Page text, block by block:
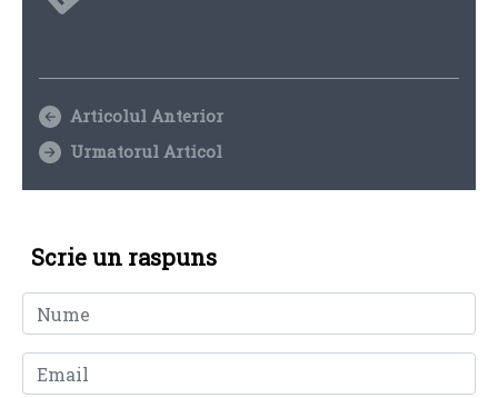
Articolul Anterior
Urmatorul Articol
Scrie un raspuns